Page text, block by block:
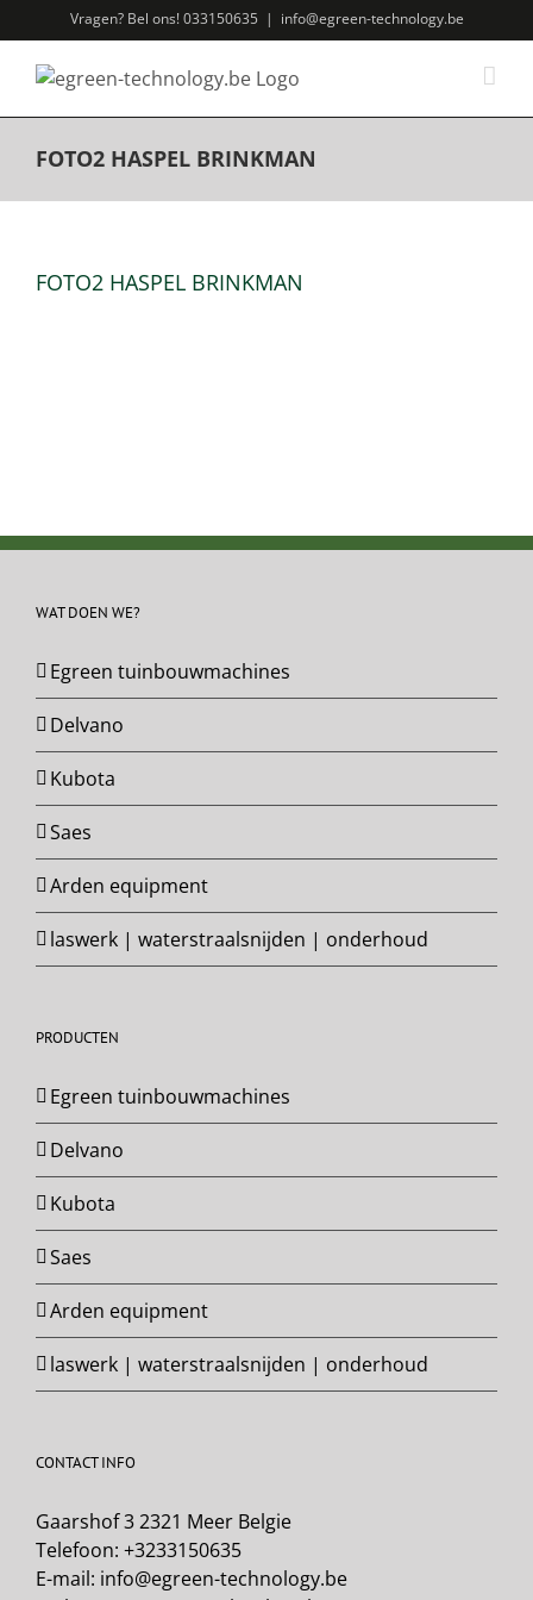
naar
inhoud
Vragen? Bel ons! 033150635 | info@egreen-technology.be
FOTO2 HASPEL BRINKMAN
FOTO2 HASPEL BRINKMAN
WAT DOEN WE?
Egreen tuinbouwmachines
Delvano
Kubota
Saes
Arden equipment
laswerk | waterstraalsnijden | onderhoud
PRODUCTEN
Egreen tuinbouwmachines
Delvano
Kubota
Saes
Arden equipment
laswerk | waterstraalsnijden | onderhoud
CONTACT INFO
Gaarshof 3 2321 Meer Belgie
Telefoon: +3233150635
E-mail: info@egreen-technology.be